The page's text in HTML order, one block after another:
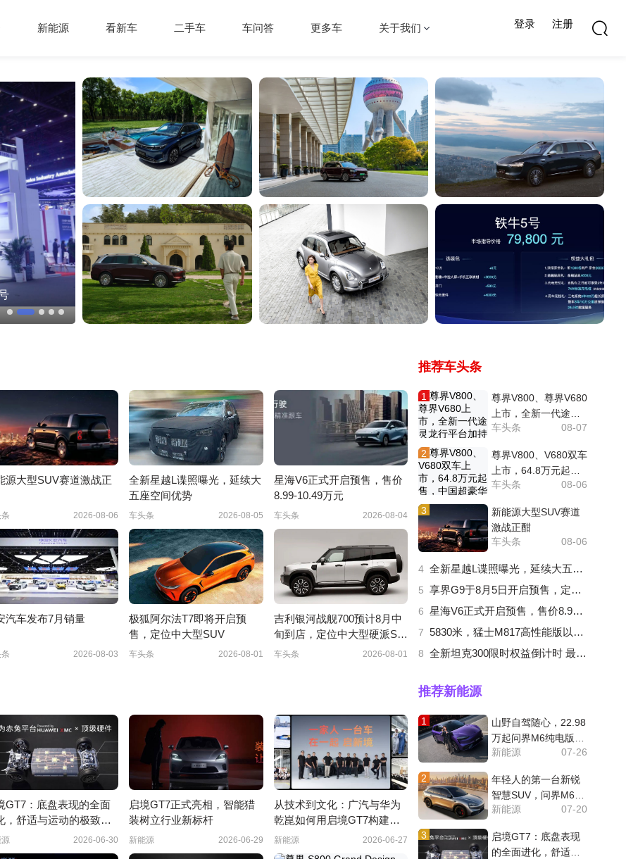
新能源 看新车 二手车 车问答 更多车 关于我们 登录 注册
轩辕智驾发布全系后装红外新品，车载安全进入“高清智慧时代” 掠夺者越野轮胎·战斧系列 硬
源大型SUV赛道激战正
2026-08-06
全新星越L谍照曝光，延续大
五座空间优势
车头条 2026-08-05
星海V6正式开启预售，售价
8.99-10.49万元
车头条 2026-08-04
汽车发布7月销量
2026-08-03
极狐阿尔法T7即将开启预
售，定位中大型SUV
车头条 2026-08-01
吉利银河战舰700预计8月中
旬到店，定位中大型硬派SU
V
车头条 2026-08-01
推荐车头条
1
尊界V800、尊界V680
上市，全新一代途灵
龙行平台加持重塑超
车头条 08-07
2
尊界V800、V680双车
上市，64.8万元起
售，中国超豪华MPV
车头条 08-06
3
新能源大型SUV赛道
激战正酣
车头条
08-06
4 全新星越L谍照曝光，延续大五座空间优势
5 享界G9于8月5日开启预售，定位鸿蒙智行首款大型越野SUV
6 星海V6正式开启预售，售价8.99-10.49万元
7 5830米，猛士M817高性能版以智驾登顶世界公路之巅
8 全新坦克300限时权益倒计时 最低月供382元解锁人生大玩具
GT7：底盘表现的全面
，舒适与运动的极致平
2026-06-30
启境GT7正式亮相，智能猎
装树立行业新标杆
新能源 2026-06-29
从技术到文化：广汽与华为
乾崑如何用启境GT7构建智
能汽车新生态
新能源 2026-06-27
推荐新能源
1
山野自驾随心，22.98
万起问界M6纯电版适
配青年户外出行
新能源 07-26
2
年轻人的第一台新锐
智慧SUV，问界M6纯
电新版颜值与实力并
新能源 07-20
3
启境GT7：底盘表现
的全面进化，舒适与